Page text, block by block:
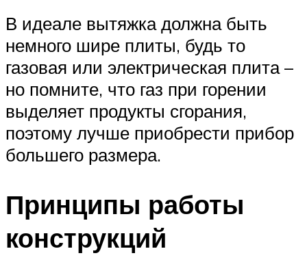
В идеале вытяжка должна быть
немного шире плиты, будь то
газовая или электрическая плита –
но помните, что газ при горении
выделяет продукты сгорания,
поэтому лучше приобрести прибор
большего размера.
Принципы работы
конструкций